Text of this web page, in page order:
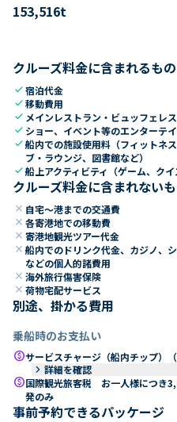
153,516t
クルーズ料金に含まれるもの
check宿泊代金
check移動費用
check メインレストラン・ビュッフェレ
check ショー、イベント等のエンターテ
check船内での施設使用料（フィットネ
ブ・ラウンジ、図書館など）
check船上アクティビティ（ゲーム、クイ
クルーズ料金に含まれない
close 自宅～港までの交通費
close 各寄港地での移動費
close 寄港地観光ツアー代金
close 船内でのドリンク代金、カジノ、
などの個人的諸費用
close 海外旅行傷害保険
close 荷物宅配サービス
別途、掛かる費用
乗船時のお支払い
paidサービスチャージ（船内チップ）（
keyboard_arrow_right 詳細を確認
paid国際観光旅客税 お一人様につき
発のみ
事前予約できるパッケージ